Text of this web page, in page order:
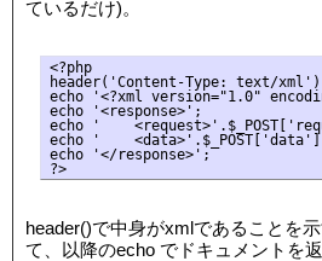
ているだけ)。
<?php
header('Content-Type: text/
echo '<?xml version="1.0"
echo '<response>';
echo '
echo '
echo '</response>';
?>
header()で中身がxmlであることを
て、以降のecho でドキュメントを返